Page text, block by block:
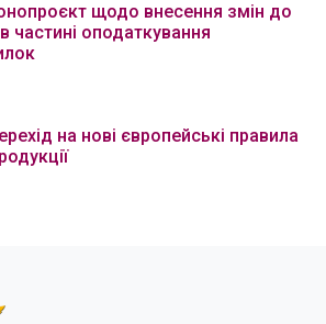
щодо внесення змін до
частині оподаткування
на нові європейські правила